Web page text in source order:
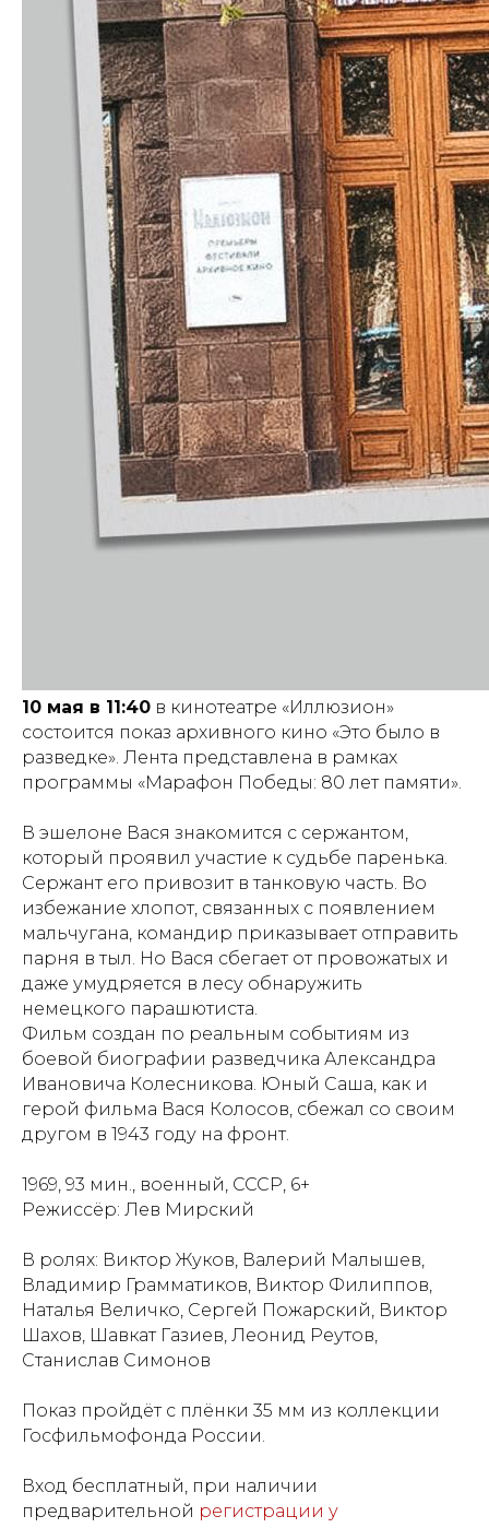
10 мая в 11:40 в кинотеатре «Иллюзион»
состоится показ архивного кино «Это было в
разведке». Лента представлена в рамках
программы «Марафон Победы: 80 лет памяти».
В эшелоне Вася знакомится с сержантом,
который проявил участие к судьбе паренька.
Сержант его привозит в танковую часть. Во
избежание хлопот, связанных с появлением
мальчугана, командир приказывает отправить
парня в тыл. Но Вася сбегает от провожатых и
даже умудряется в лесу обнаружить
немецкого парашютиста.
Фильм создан по реальным событиям из
боевой биографии разведчика Александра
Ивановича Колесникова. Юный Саша, как и
герой фильма Вася Колосов, сбежал со своим
другом в 1943 году на фронт.
1969, 93 мин., военный, СССР, 6+
Режиссёр: Лев Мирский
В ролях: Виктор Жуков, Валерий Малышев,
Владимир Грамматиков, Виктор Филиппов,
Наталья Величко, Сергей Пожарский, Виктор
Шахов, Шавкат Газиев, Леонид Реутов,
Станислав Симонов
Показ пройдёт с плёнки 35 мм из коллекции
Госфильмофонда России.
Вход бесплатный, при наличии
предварительной регистрации у